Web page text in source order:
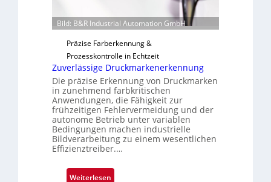
g
u
s
Bild: B&R Industrial Automation GmbH
Präzise Farberkennung &
Prozesskontrolle in Echtzeit
Zuverlässige Druckmarkenerkennung
Die präzise Erkennung von Druckmarken
in zunehmend farbkritischen
Anwendungen, die Fähigkeit zur
frühzeitigen Fehlervermeidung und der
autonome Betrieb unter variablen
Bedingungen machen industrielle
Bildverarbeitung zu einem wesentlichen
Effizienztreiber.…
Weiterlesen